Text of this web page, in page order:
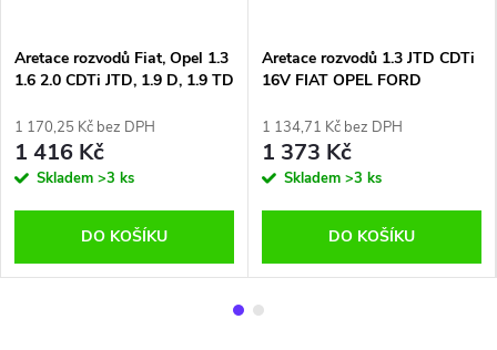
Aretace rozvodů Fiat, Opel 1.3
1.6 2.0 CDTi JTD, 1.9 D, 1.9 TD
1 170,25 Kč bez DPH
1 416 Kč
Skladem >3 ks
DO KOŠÍKU
Aretace rozvodů 1.3 JTD CDTi
16V FIAT OPEL FORD
Common Rail
1 134,71 Kč bez DPH
1 373 Kč
Skladem >3 ks
DO KOŠÍKU